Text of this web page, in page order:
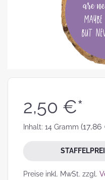
2,50 €*
Inhalt: 14 Gramm
Preise inkl. MwSt. zzgl.